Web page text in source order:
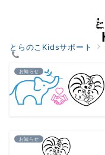
とらのこKidsサポート
お知らせ
お知らせ